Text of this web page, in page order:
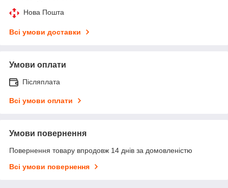
Нова Пошта
Всі умови доставки
Умови оплати
Післяплата
Всі умови оплати
Умови повернення
Повернення товару впродовж 14 днів за домовленістю
Всі умови повернення